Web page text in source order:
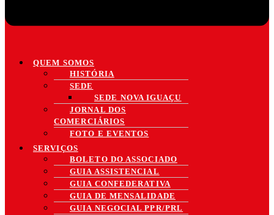
QUEM SOMOS
HISTÓRIA
SEDE
SEDE NOVA IGUAÇU
JORNAL DOS
COMERCIÁRIOS
FOTO E EVENTOS
SERVIÇOS
BOLETO DO ASSOCIADO
GUIA ASSISTENCIAL
GUIA CONFEDERATIVA
GUIA DE MENSALIDADE
GUIA NEGOCIAL PPR/PRL